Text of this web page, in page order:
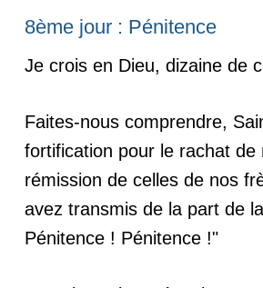
8ème jour : Pénitence
Je crois en Dieu, dizaine de
Faites-nous comprendre,
fortification pour le rachat
rémission de celles de nos
avez transmis de la part de
Pénitence ! Pénitence !"